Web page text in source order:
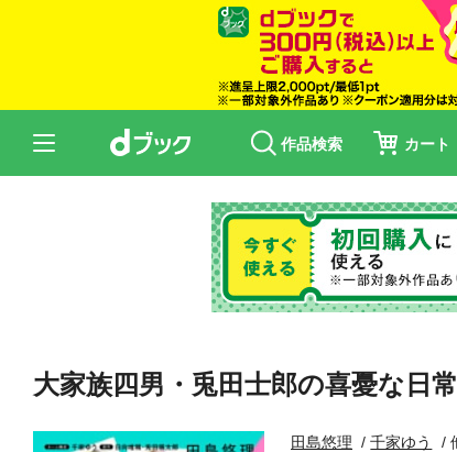
作品検索 カート
大家族四男・兎田士郎の喜憂な日
田島悠理 千家ゆう